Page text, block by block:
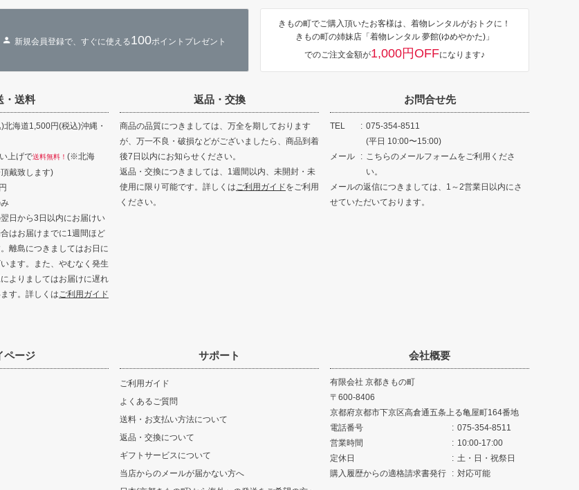
新規会員登録で、すぐに使える100ポイントプレゼント
きもの町でご購入頂いたお客様は、着物レンタルがおトクに！
きもの町の姉妹店「着物レンタル 夢館(ゆめやかた)」
でのご注文金額が1,000円OFFになります♪
・送料
海道1,500円(税込)沖縄・
上げで送料無料！ (※北海
戴致します)
日から3日以内にお届けい
はお届けまでに1週間ほど
離島につきましてはお日に
ます。また、やむなく発生
よりましてはお届けに遅れ
す。詳しくはご利用ガイド
返品・交換
商品の品質につきましては、万全を期しております
が、万一不良・破損などがございましたら、商品到着
後7日以内にお知らせください。
返品・交換につきましては、1週間以内、未開封・未
使用に限り可能です。詳しくはご利用ガイドをご利用
ください。
お問合せ先
TEL
075-354-8511
(平日 10:00〜15:00)
メール
こちらのメールフォームをご利用くださ
い。
メールの返信につきましては、1～2営業日以内にさ
せていただいております。
ページ サポート
ご利用ガイド
よくあるご質問
送料・お支払い方法について
返品・交換について
ギフトサービスについて
当店からのメールが届かない方へ
会社概要
有限会社 京都きもの町
600-8406
京都府京都市下京区高倉通五条上る亀屋町164番地
電話番号
075-354-8511
営業時間
10:00-17:00
定休日
土・日・祝祭日
購入履歴からの適格請求書発行
対応可能